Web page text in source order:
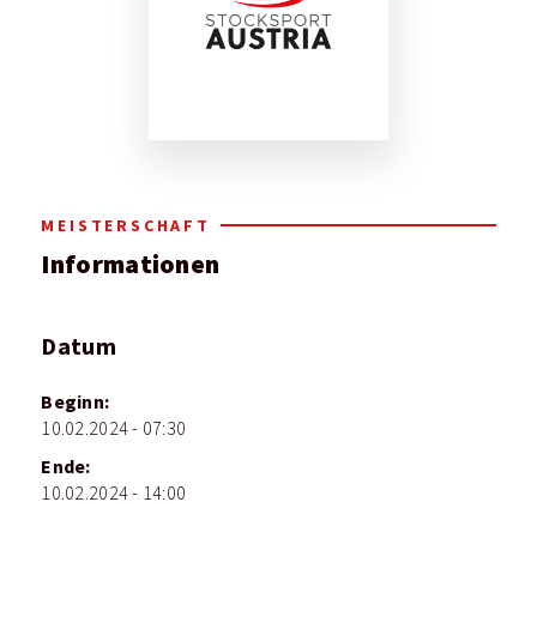
MEISTERSCHAFT
Informationen
Datum
Beginn:
10.02.2024 - 07:30
Ende:
10.02.2024 - 14:00